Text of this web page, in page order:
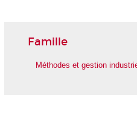
Famille
Méthodes et gestion